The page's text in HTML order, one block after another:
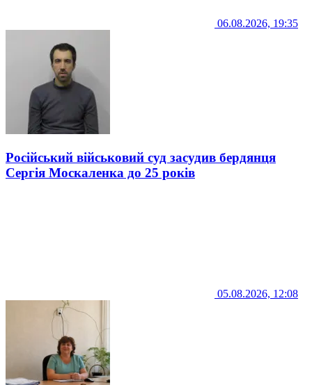
06.08.2026, 19:35
Російський військовий суд засудив бердянця
Сергія Москаленка до 25 років
05.08.2026, 12:08